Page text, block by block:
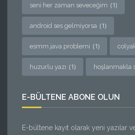
seni her zaman seveceğim (1)
android ses gelmiyorsa (1)
esmm java problemi (1)
huzurlu yazı (1) hoşlanmakla
E-BÜLTENE ABONE OLUN
E-bültene kayıt olarak yeni yazılar